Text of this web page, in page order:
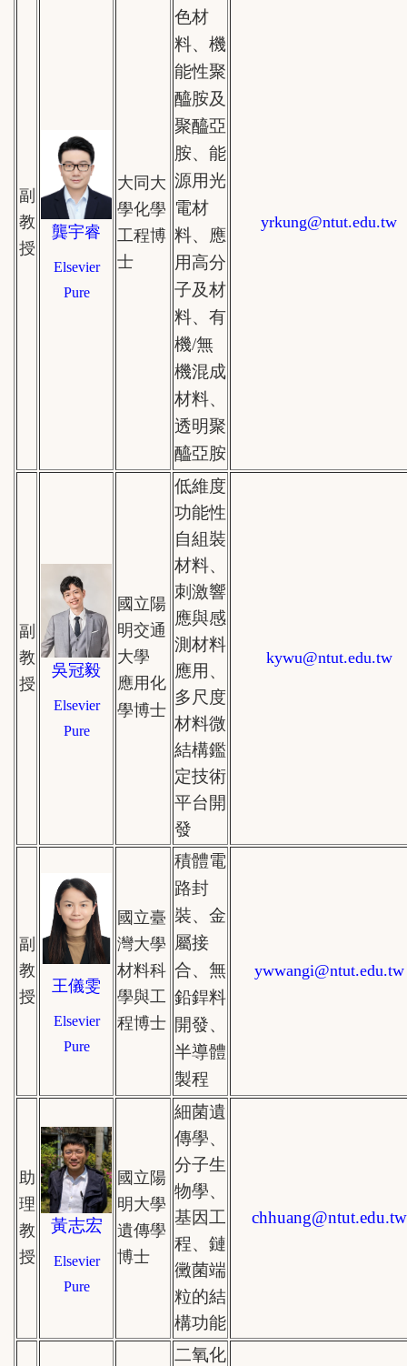
副
教
授
龔宇睿
Elsevier
Pure
大同大
學化學
工程博
士
色材
料、機
能性聚
醯胺及
聚醯亞
胺、能
源用光
電材
料、應
用高分
子及材
料、有
機/無
機混成
材料、
透明聚
醯亞胺
yrkung@ntut.edu.tw
副
教
授
吳冠毅
Elsevier
Pure
國立陽
明交通
大學
應用化
學博士
低維度
功能性
自組裝
材料、
刺激響
應與感
測材料
應用、
多尺度
材料微
結構鑑
定技術
平台開
發
kywu@ntut.edu.tw
副
教
授
王儀雯
Elsevier
Pure
國立臺
灣大學
材料科
學與工
程博士
積體電
路封
裝、金
屬接
合、無
鉛銲料
開發、
半導體
製程
ywwangi@ntut.edu.tw
助
理
教
授
黃志宏
Elsevier
Pure
國立陽
明大學
遺傳學
博士
細菌遺
傳學、
分子生
物學、
基因工
程、鏈
黴菌端
粒的結
構功能
chhuang@ntut.edu.tw
二氧化